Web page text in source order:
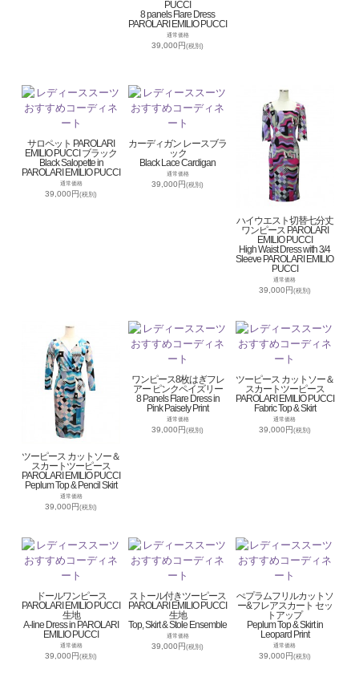
PUCCI
8 panels Flare Dress
PAROLARI EMILIO PUCCI
通常価格
39,000円(税別)
サロペット PAROLARI
EMILIO PUCCI ブラック
Black Salopette in
PAROLARI EMILIO PUCCI
通常価格
39,000円(税別)
カーディガン レースブラ
ック
Black Lace Cardigan
通常価格
39,000円(税別)
ハイウエスト切替七分丈
ワンピース PAROLARI
EMILIO PUCCI
High Waist Dress with 3/4
Sleeve PAROLARI EMILIO
PUCCI
通常価格
39,000円(税別)
ツーピース カットソー＆
スカートツーピース
PAROLARI EMILIO PUCCI
Peplum Top & Pencil Skirt
通常価格
39,000円(税別)
ワンピース8枚はぎフレ
アー ピンクペイズリー
8 Panels Flare Dress in
Pink Paisely Print
通常価格
39,000円(税別)
ツーピース カットソー＆
スカートツーピース
PAROLARI EMILIO PUCCI
Fabric Top & Skirt
通常価格
39,000円(税別)
ドールワンピース
PAROLARI EMILIO PUCCI
生地
A-line Dress in PAROLARI
EMILIO PUCCI
通常価格
39,000円(税別)
ストール付きツーピース
PAROLARI EMILIO PUCCI
生地
Top, Skirt & Stole Ensemble
通常価格
39,000円(税別)
ぺプラムフリルカットソ
ー&フレアスカート セッ
トアップ
Peplum Top & Skirt in
Leopard Print
通常価格
39,000円(税別)